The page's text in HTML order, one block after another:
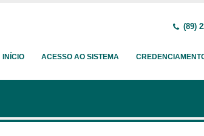
(89)
INÍCIO ACESSO AO SISTEMA